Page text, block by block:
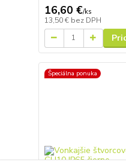
16,60 €/ks
13,50 € bez DPH
Špeciálna ponuka